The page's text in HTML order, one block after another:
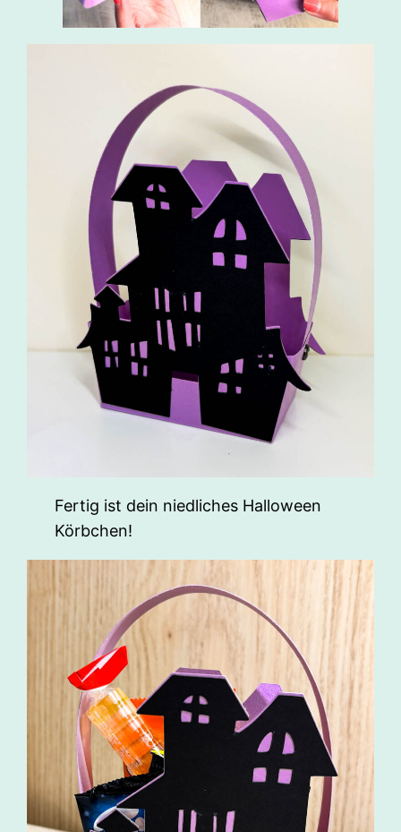
Fertig ist dein niedliches Halloween
Körbchen!